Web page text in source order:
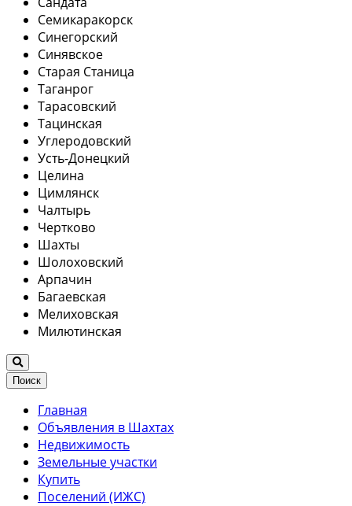
Семикаракорск
Синегорский
Синявское
Старая Станица
Таганрог
Тарасовский
Тацинская
Углеродовский
Усть-Донецкий
Целина
Цимлянск
Чалтырь
Чертково
Шахты
Шолоховский
Арпачин
Багаевская
Мелиховская
Милютинская
Поиск
Главная
Объявления в Шахтах
Недвижимость
Земельные участки
Купить
Поселений (ИЖС)